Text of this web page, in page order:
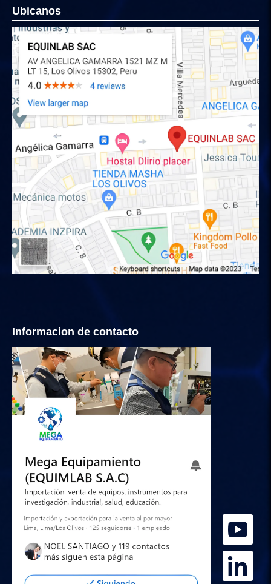
Ubicanos
Informacion de contacto
Hola
Somos Mega Equipamiento,